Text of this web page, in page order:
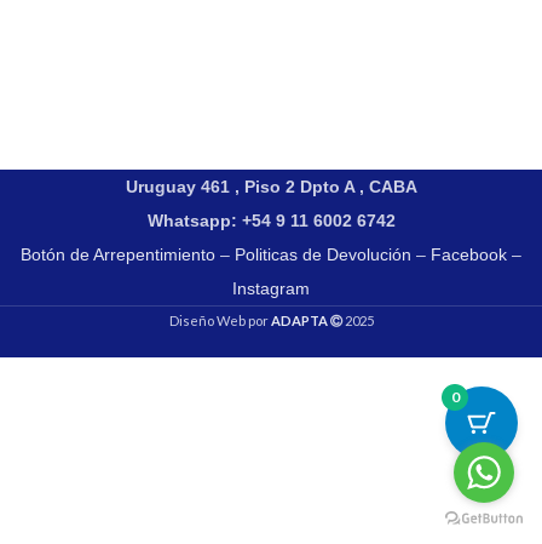
Uruguay 461 , Piso 2 Dpto A , CABA
Whatsapp: +54 9 11 6002 6742
Botón de Arrepentimiento – Politicas de Devolución – Facebook –
Instagram
Diseño Web porADAPTA 2025
0